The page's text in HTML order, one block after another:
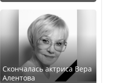
Скончалась актриса Вера
Алентова